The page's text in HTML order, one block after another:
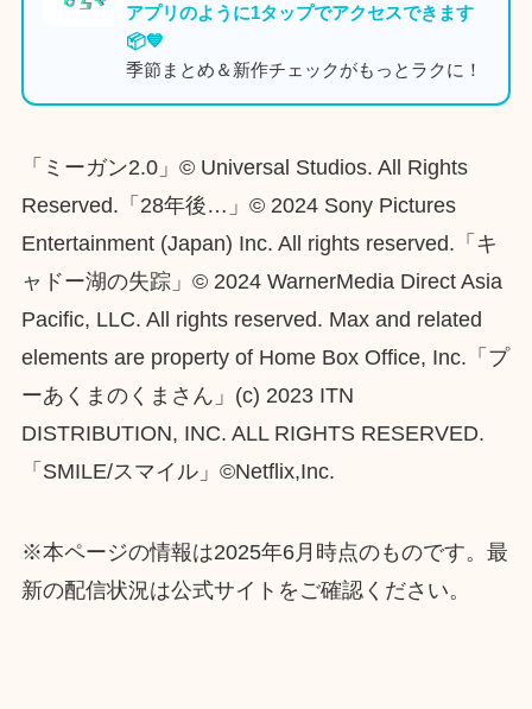
アプリのように1タップでアクセスできます
📦💙
季節まとめ＆新作チェックがもっとラクに！
「ミーガン2.0」© Universal Studios. All Rights
Reserved.「28年後…」© 2024 Sony Pictures
Entertainment (Japan) Inc. All rights reserved.「キ
ャドー湖の失踪」© 2024 WarnerMedia Direct Asia
Pacific, LLC. All rights reserved. Max and related
elements are property of Home Box Office, Inc.「プ
ーあくまのくまさん」(c) 2023 ITN
DISTRIBUTION, INC. ALL RIGHTS RESERVED.
「SMILE/スマイル」©︎Netflix,Inc.
※本ページの情報は2025年6月時点のものです。最
新の配信状況は公式サイトをご確認ください。